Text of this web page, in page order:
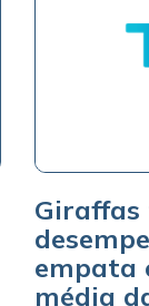
empata
média